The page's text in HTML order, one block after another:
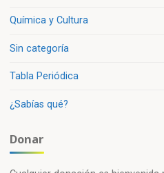
Química y Cultura
Sin categoría
Tabla Periódica
¿Sabías qué?
Donar